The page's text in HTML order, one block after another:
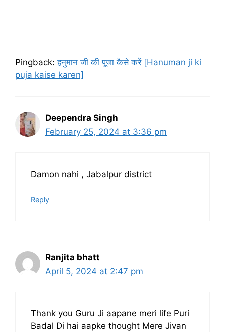
Pingback:हनुमान जी की पूजा कैसे करें [Hanuman ji ki
puja kaise karen]
Deependra Singh
February 25, 2024 at 3:36 pm
Damon nahi , Jabalpur district
Reply
Ranjita bhatt
April 5, 2024 at 2:47 pm
Thank you Guru Ji aapane meri life Puri
Badal Di hai aapke thought Mere Jivan